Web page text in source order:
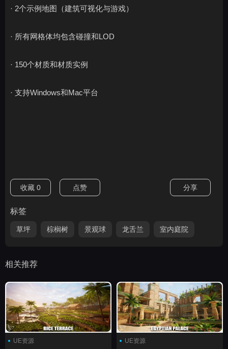
· 2个示例地图（建筑可视化与游戏）
· 所有网格体均包含碰撞和LOD
· 150个材质和材质实例
· 支持Windows和Mac平台
收藏 0 点赞 分享
标签
草坪 棕榈树 景观球 龙舌兰 室内庭院
相关推荐
UE资源 UE资源